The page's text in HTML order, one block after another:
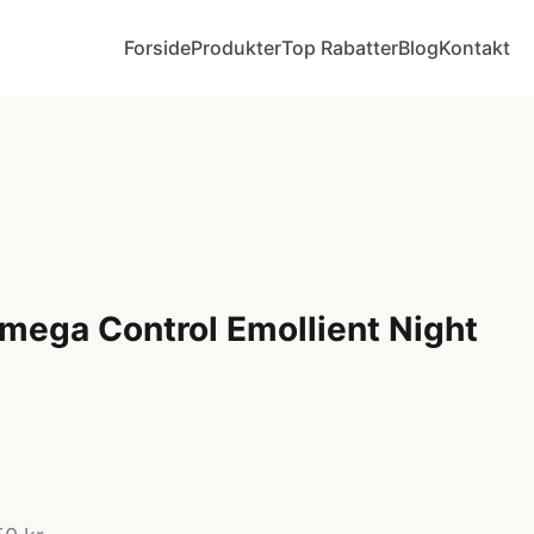
ForsideProdukterTop RabatterBlogKontakt
Control Emollient Night